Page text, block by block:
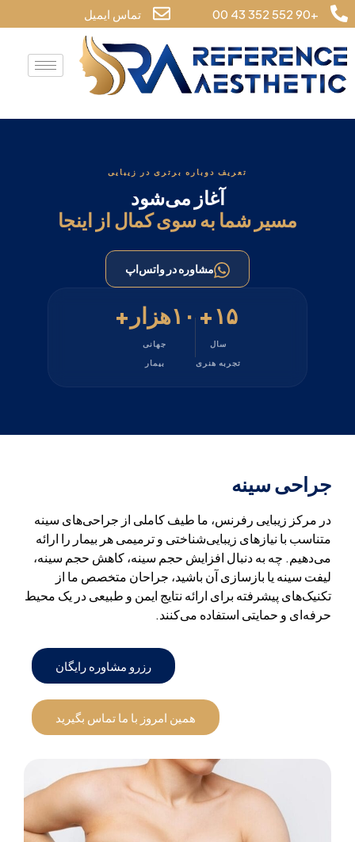
+90 552 352 43 00 تماس ایمیل
تعریف دوباره برتری در زیبایی
آغاز می‌شود
مسیر شما به سوی کمال از اینجا
مشاوره در واتس‌اپ
۱۵+
سال
تجربه هنری
۱۰هزار+
جهانی
بیمار
جراحی سینه
در مرکز زیبایی رفرنس، ما طیف کاملی از جراحی‌های سینه
متناسب با نیازهای زیبایی‌شناختی و ترمیمی هر بیمار را ارائه
می‌دهیم. چه به دنبال افزایش حجم سینه، کاهش حجم سینه،
لیفت سینه یا بازسازی آن باشید، جراحان متخصص ما از
تکنیک‌های پیشرفته برای ارائه نتایج ایمن و طبیعی در یک محیط
حرفه‌ای و حمایتی استفاده می‌کنند.
رزرو مشاوره رایگان
همین امروز با ما تماس بگیرید